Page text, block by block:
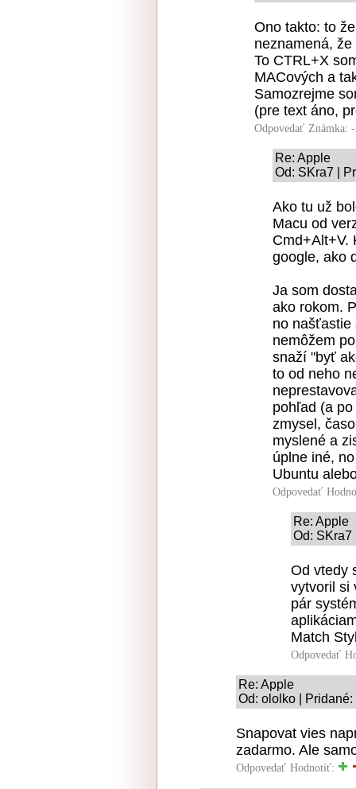
Ono takto: to
neznamená,
To CTRL+X
MACových a
Samozrejme
(pre text áno,
Odpovedať Známka:
Re: Apple
Od: SKra7 |
Ako tu už
Macu od
Cmd+Alt+V.
google, ako
Ja som
ako rokom.
no našťastie
nemôžem
snaží "byť
to od neho
pohľad (a
zmysel,
myslené a
úplne iné,
Ubuntu
Odpovedať
Re: Apple
Od: SKra7
Od vtedy
vytvoril si
pár
Match
Odpovedať
Re: Apple
Od: ololko |
Snapovat vies
zadarmo. Ale
Odpovedať Hodnotiť: